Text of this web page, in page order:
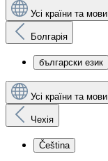
Усі країни та мови
Болгарія
български език
Усі країни та мови
Чехія
Čeština